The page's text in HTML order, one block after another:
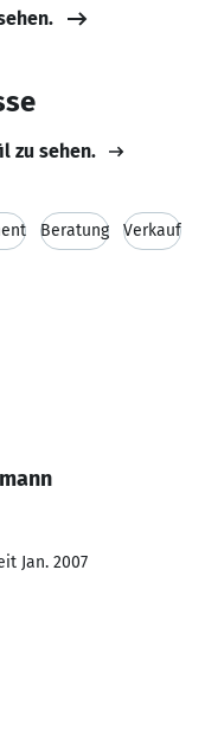
zu sehen.
Beratung Verkauf
Jan. 2007